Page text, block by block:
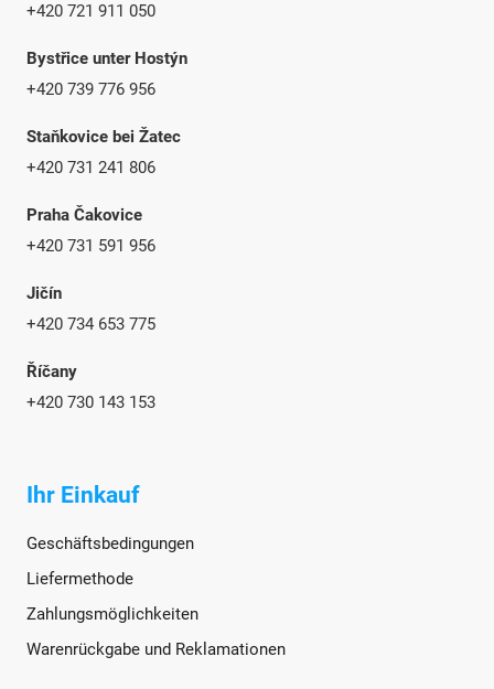
+420 721 911 050
Bystřice unter Hostýn
+420 739 776 956
Staňkovice bei Žatec
+420 731 241 806
Praha Čakovice
+420 731 591 956
Jičín
+420 734 653 775
Říčany
+420 730 143 153
Ihr Einkauf
Geschäftsbedingungen
Liefermethode
Zahlungsmöglichkeiten
Warenrückgabe und Reklamationen